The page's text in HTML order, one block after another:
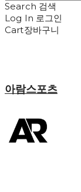
Search 검색
Log In 로그인
Cart장바구니
아람스포츠